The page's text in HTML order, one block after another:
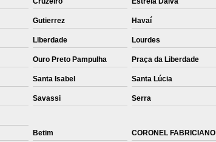
Private Label Têxtil
Sublimação
Sublimação em Camisetas de
Sublimação em Tecido
Gutierrez Havaí
Liberdade Lourdes
Ouro Preto Pampulha Praça da Liberdade
Santa Isabel Santa Lúcia
Savassi Serra
Betim CORONEL FABRICIANO